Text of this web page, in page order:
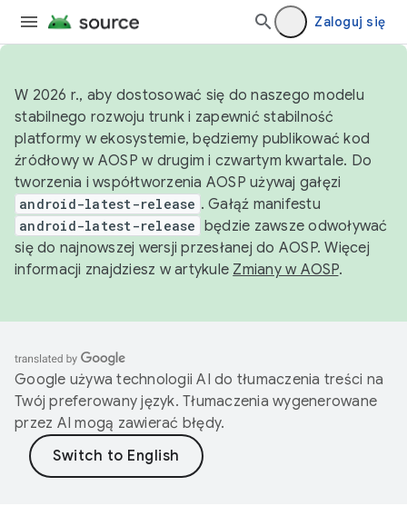
Zaloguj się
W 2026 r., aby dostosować się do naszego modelu
stabilnego rozwoju trunk i zapewnić stabilność
platformy w ekosystemie, będziemy publikować kod
źródłowy w AOSP w drugim i czwartym kwartale. Do
tworzenia i współtworzenia AOSP używaj gałęzi
android-latest-release . Gałąź manifestu
android-latest-release będzie zawsze odwoływać
się do najnowszej wersji przesłanej do AOSP. Więcej
informacji znajdziesz w artykule Zmiany w AOSP.
Google używa technologii AI do tłumaczenia treści na
Twój preferowany język. Tłumaczenia wygenerowane
przez AI mogą zawierać błędy.